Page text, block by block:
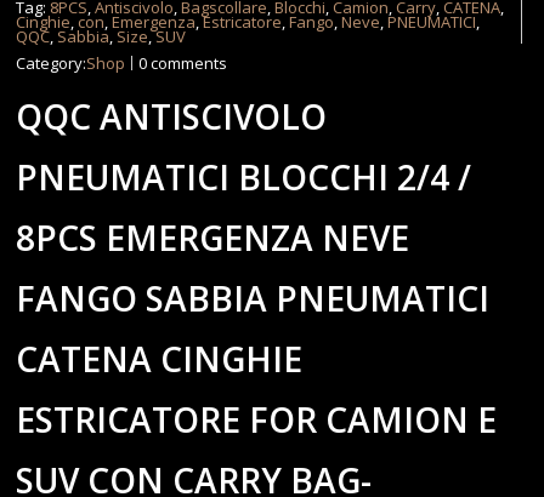
Tag: 8PCS,Antiscivolo,Bagscollare,Blocchi, Camion, Carry, CATENA,
Cinghie, con,Emergenza,Estricatore,Fango,Neve,PNEUMATICI,
QQC, Sabbia, Size,SUV
Category:Shop 0 comments
QQC ANTISCIVOLO
PNEUMATICI BLOCCHI 2/4 /
8PCS EMERGENZA NEVE
FANGO SABBIA PNEUMATICI
CATENA CINGHIE
ESTRICATORE FOR CAMION E
SUV CON CARRY BAG-